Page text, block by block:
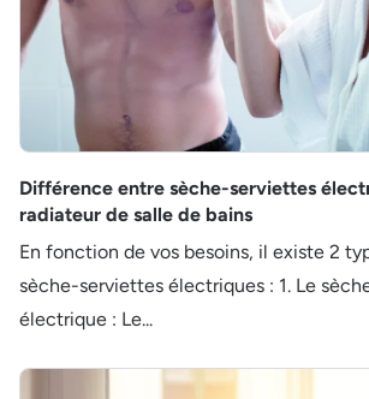
Différence entre sèche-serviettes
radiateur de salle de bains
En fonction de vos besoins, il existe 2
sèche-serviettes électriques : 1. Le
électrique : Le...